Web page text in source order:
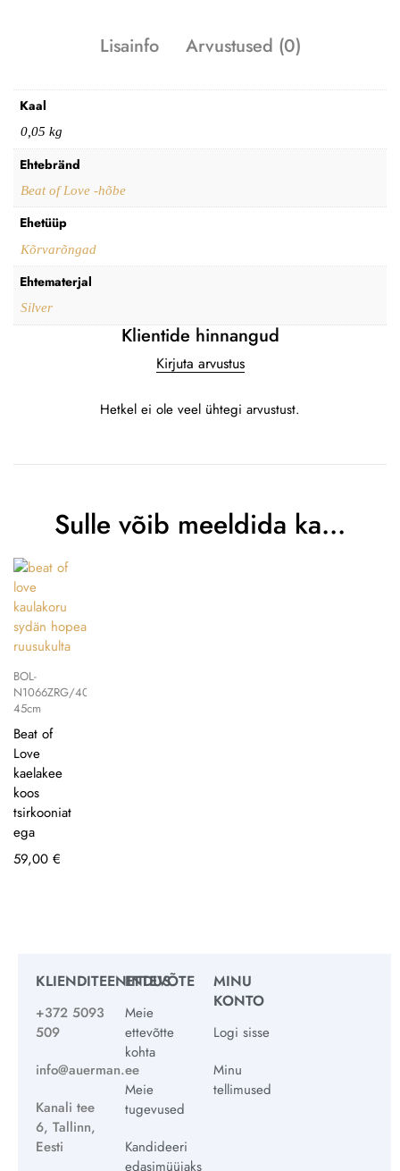
Lisainfo Arvustused (0)
Kaal
0,05 kg
Ehtebränd
Beat of Love -hõbe
Ehetüüp
Kõrvarõngad
Ehtematerjal
Silver
Klientide hinnangud
Kirjuta arvustus
Hetkel ei ole veel ühtegi arvustust.
Sulle võib meeldida ka…
BOL-
N1066ZRG/40-
45cm
Beat of
Love
kaelakee
koos
tsirkooniat
ega
59,00 €
KLIENDITEENINDUS
+372 5093
509
info@auerman.ee
Kanali tee
6, Tallinn,
Eesti
ETTEVÕTE
Meie
ettevõtte
kohta
Meie
tugevused
Kandideeri
edasimüüjaks
MINU
KONTO
Logi sisse
Minu
tellimused